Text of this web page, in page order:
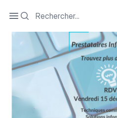
Open sidebar
Search